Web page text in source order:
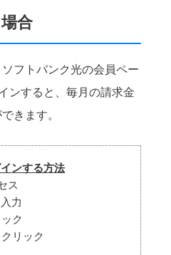
合
フトバンク光の会員ペー
ンすると、毎月の請求金
きます。
ンする方法
ス
力
ク
リック